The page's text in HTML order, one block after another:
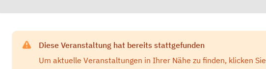
Diese Veranstaltung hat bereits stattgefunden
Um aktuelle Veranstaltungen in Ihrer Nähe zu finden, klicken Sie